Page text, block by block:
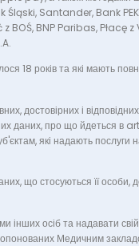
Santander, Bank
BNP Paribas, Płacę
18 років та які мають
достовірних і
даних, про що йдеться в
які надають послуги
що стосуються її
інших осіб та надавати
Медичним